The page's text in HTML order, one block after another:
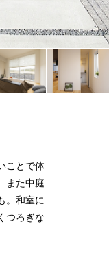
ことで体
また中庭
。和室に
つろぎな